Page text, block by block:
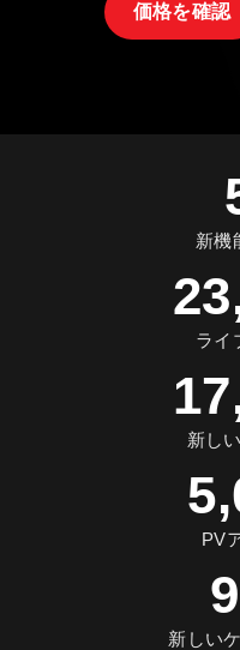
価格を確認
新機
ライ
新し
PV
新しい